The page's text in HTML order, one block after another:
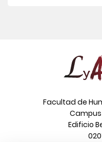
Facultad de
Edificio